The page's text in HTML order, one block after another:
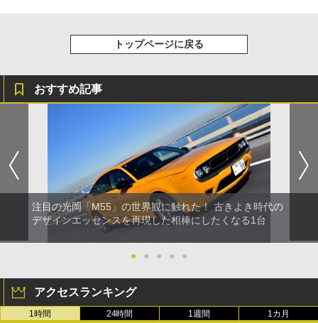
トップページに戻る
おすすめ記事
注目の光岡「M55」の世界観に触れた！ 古きよき時代の
デザインエッセンスを再現した相棒にしたくなる1台
● ● ● ● ●
アクセスランキング
1時間 24時間 1週間 1カ月